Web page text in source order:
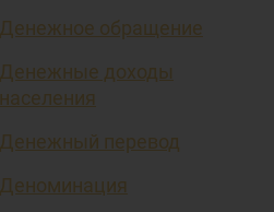
Денежное обращение
Денежные доходы
населения
Денежный перевод
Деноминация